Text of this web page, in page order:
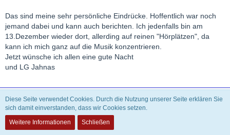
Das sind meine sehr persönliche Eindrücke. Hoffentlich war noch
jemand dabei und kann auch berichten. Ich jedenfalls bin am
13.Dezember wieder dort, allerding auf reinen "Hörplätzen", da
kann ich mich ganz auf die Musik konzentrieren.
Jetzt wünsche ich allen eine gute Nacht
und LG Jahnas
Theophilus
INAKTIV
Diese Seite verwendet Cookies. Durch die Nutzung unserer Seite erklären Sie
sich damit einverstanden, dass wir Cookies setzen.
Weitere Informationen
Schließen